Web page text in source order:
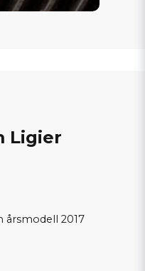
Ligier
årsmodell 2017